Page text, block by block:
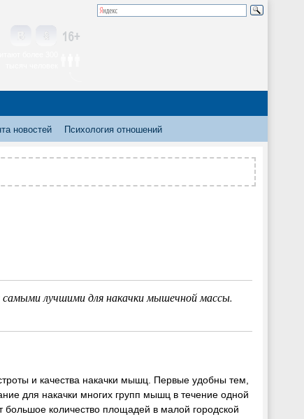
новостей Психология отношений
лучшими для накачки мышечной массы.
и качества накачки мышц. Первые удобны тем,
для накачки многих групп мышц в течение одной
количество площадей в малой городской